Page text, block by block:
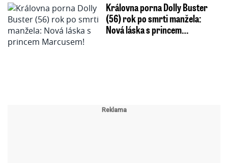
Královna porna Dolly Buster
(56) rok po smrti manžela:
Nová láska s princem…